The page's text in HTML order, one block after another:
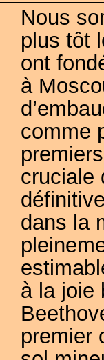
Nous
plus tôt
ont
à
comme
cruciale
dans la
à la joie
premier